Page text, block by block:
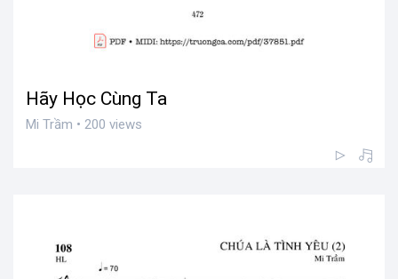
Hãy Học Cùng Ta
Mi Trầm • 200 views